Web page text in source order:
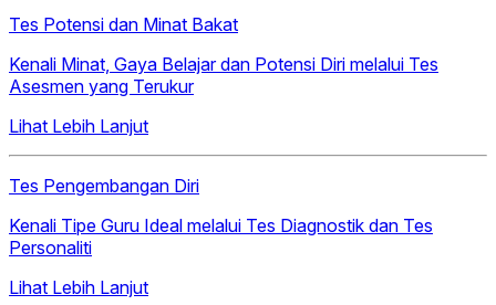
Tes Potensi dan Minat Bakat
Kenali Minat, Gaya Belajar dan Potensi Diri melalui Tes
Asesmen yang Terukur
Lihat Lebih Lanjut
Tes Pengembangan Diri
Kenali Tipe Guru Ideal melalui Tes Diagnostik dan Tes
Personaliti
Lihat Lebih Lanjut